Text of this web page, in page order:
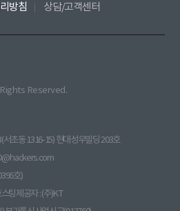
방침 상담/고객센터
Reserved.
초동 1316-15) 현대성우빌딩 203호
호)
팅제공자 : (주)KT